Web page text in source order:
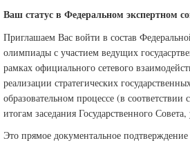
Ваш статус в Федеральном экспертном
Приглашаем Вас войти в состав
олимпиады с участием ведущих
рамках официального сетевого
реализации стратегических
образовательном процессе (в
итогам заседания Государственного
Это прямое документальное